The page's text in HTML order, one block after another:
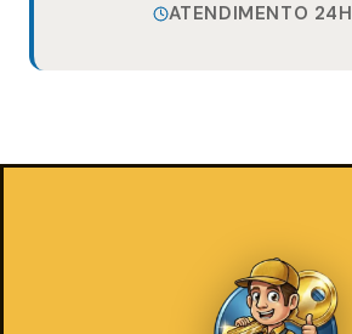
ATENDIMENTO 24H